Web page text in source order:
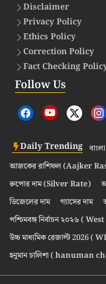
Disclaimer
Privacy Policy
Ethics Policy
Correction Policy
Fact Checking
Follow Us
Daily Trending
আজকের রাশিফল (Aajker
রুপোর দাম (Silver Rate)
ডিজেলের দাম
গ্যাসের দাম
পশ্চিমবঙ্গ নির্বাচন ২০২৬ (
উচ্চ মাধ্যমিক রেজাল্ট 2026 (
হনুমান চালিশা ( hanuman